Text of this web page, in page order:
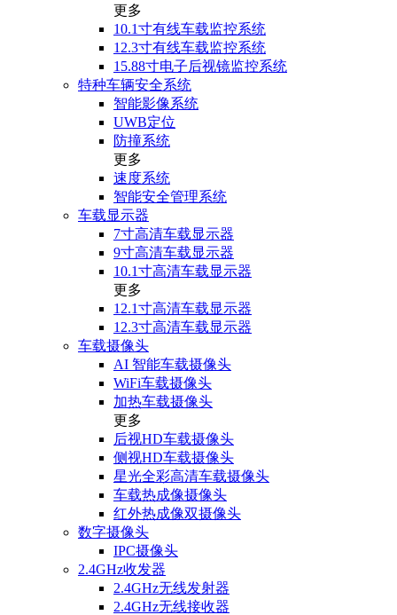
更多
10.1寸有线车载监控系统
12.3寸有线车载监控系统
15.88寸电子后视镜监控系统
特种车辆安全系统
智能影像系统
UWB定位
防撞系统
更多
速度系统
智能安全管理系统
车载显示器
7寸高清车载显示器
9寸高清车载显示器
10.1寸高清车载显示器
更多
12.1寸高清车载显示器
12.3寸高清车载显示器
车载摄像头
AI 智能车载摄像头
WiFi车载摄像头
加热车载摄像头
更多
后视HD车载摄像头
侧视HD车载摄像头
星光全彩高清车载摄像头
车载热成像摄像头
红外热成像双摄像头
数字摄像头
IPC摄像头
2.4GHz收发器
2.4GHz无线发射器
2.4GHz无线接收器